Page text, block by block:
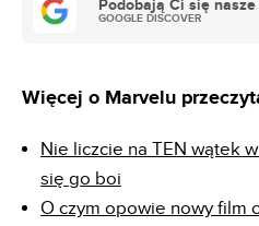
Podobają Ci się
GOOGLE DISCOVER
Więcej o Marvelu
Nie liczcie na TEN wątek
się go boi
O czym opowie nowy film